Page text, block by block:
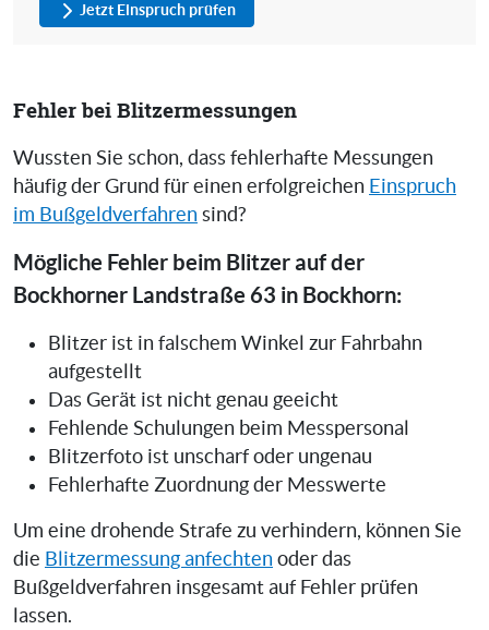
Jetzt Einspruch prüfen
Fehler bei Blitzermessungen
Wussten Sie schon, dass fehlerhafte Messungen
häufig der Grund für einen erfolgreichen Einspruch
im Bußgeldverfahren sind?
Mögliche Fehler beim Blitzer auf der
Bockhorner Landstraße 63 in Bockhorn:
Blitzer ist in falschem Winkel zur Fahrbahn
aufgestellt
Das Gerät ist nicht genau geeicht
Fehlende Schulungen beim Messpersonal
Blitzerfoto ist unscharf oder ungenau
Fehlerhafte Zuordnung der Messwerte
Um eine drohende Strafe zu verhindern, können Sie
die Blitzermessung anfechten oder das
Bußgeldverfahren insgesamt auf Fehler prüfen
lassen.